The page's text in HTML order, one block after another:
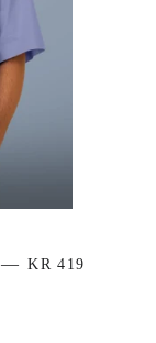
— VANLIG PRIS
KR 419